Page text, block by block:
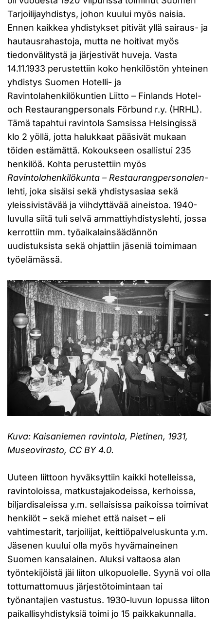
Tarjoilijayhdistys, johon kuului myös naisia.
Ennen kaikkea yhdistykset pitivät yllä sairaus- ja
hautausrahastoja, mutta ne hoitivat myös
tiedonvälitystä ja järjestivät huveja. Vasta
14.11.1933 perustettiin koko henkilöstön yhteinen
yhdistys Suomen Hotelli- ja
Ravintolahenkilökuntien Liitto – Finlands Hotel-
och Restaurangpersonals Förbund r.y. (HRHL).
Tämä tapahtui ravintola Samsissa Helsingissä
klo 2 yöllä, jotta halukkaat pääsivät mukaan
töiden estämättä. Kokoukseen osallistui 235
henkilöä. Kohta perustettiin myös
Ravintolahenkilökunta – Restaurangpersonalen-
lehti, joka sisälsi sekä yhdistysasiaa sekä
yleissivistävää ja viihdyttävää aineistoa. 1940-
luvulla siitä tuli selvä ammattiyhdistyslehti, jossa
kerrottiin mm. työaikalainsäädännön
uudistuksista sekä ohjattiin jäseniä toimimaan
työelämässä.
Kuva: Kaisaniemen ravintola, Pietinen, 1931,
Museovirasto, CC BY 4.0.
Uuteen liittoon hyväksyttiin kaikki hotelleissa,
ravintoloissa, matkustajakodeissa, kerhoissa,
biljardisaleissa y.m. sellaisissa paikoissa toimivat
henkilöt – sekä miehet että naiset – eli
vahtimestarit, tarjoilijat, keittiöpalveluskunta y.m.
Jäsenen kuului olla myös hyvämaineinen
Suomen kansalainen. Aluksi valtaosa alan
työntekijöistä jäi liiton ulkopuolelle. Syynä voi olla
tottumattomuus järjestötoimintaan tai
työnantajien vastustus. 1930-luvun lopussa liiton
paikallisyhdistyksiä toimi jo 15 paikkakunnalla.